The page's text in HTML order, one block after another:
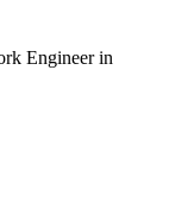
Engineer in